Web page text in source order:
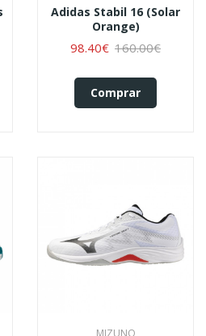
Adidas Stabil 16 (solar
Orange)
98.40€ 160.00€
Comprar
MIZUNO